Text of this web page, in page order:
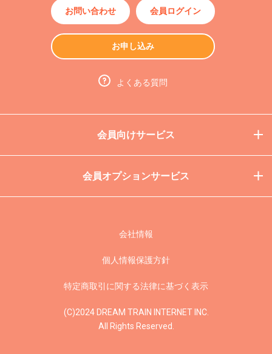
お問い合わせ 会員ログイン
お申し込み
よくある質問
会員向けサービス
会員オプションサービス
会社情報
個人情報保護方針
特定商取引に関する法律に基づく表示
(C)2024 DREAM TRAIN INTERNET INC.
All Rights Reserved.